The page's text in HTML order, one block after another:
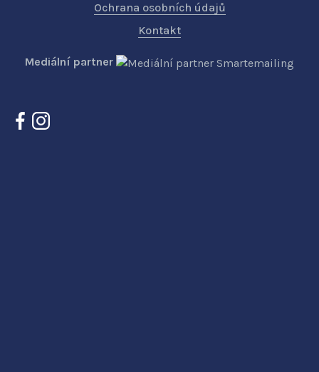
Ochrana osobních údajů
Kontakt
Mediální partner